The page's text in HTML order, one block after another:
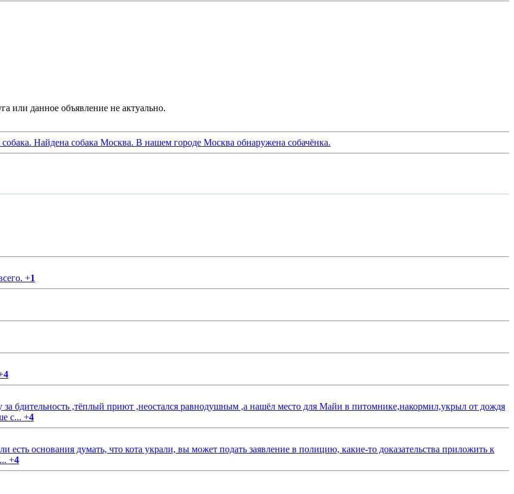
Найдена собака Москва. В нашем городе Москва обнаружена собачёнка.
+1
4
бдительность ,тёплый приют ,неостался равнодушным ,а нашёл место для Майи в питомнике,накормил,укрыл от дождя
с... +4
основания думать, что кота украли, вы может подать заявление в полицию, какие-то доказательства приложить к
+4